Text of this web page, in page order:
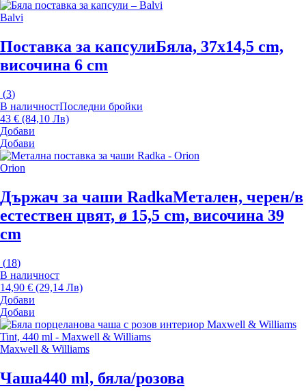
Balvi
Поставка за капсулиБяла, 37x14,5 cm,
височина 6 cm
(3)
В наличностПоследни бройки
43 € (84,10 Лв)
Добави
Добави
Orion
Държач за чаши RadkaМетален, черен/в
естествен цвят, ø 15,5 cm, височина 39
cm
(18)
В наличност
14,90 € (29,14 Лв)
Добави
Добави
Maxwell & Williams
Чаша440 ml, бяла/розова